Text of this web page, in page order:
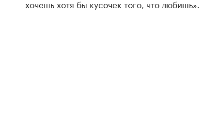
хочешь хотя бы кусочек того, что любишь».